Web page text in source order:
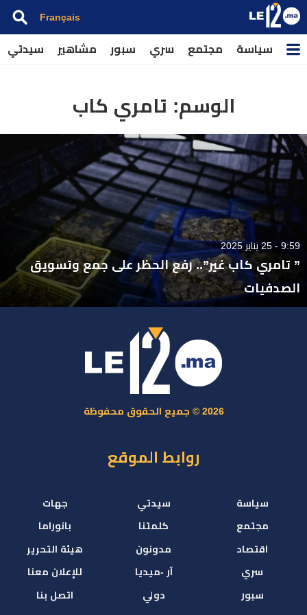
Français
سياسة مجتمع سري سبور مشاهير سيدتي
الوسم: تامري كاب
9:59 - 25 يناير 2025
” تامري كاب غير”.. رفع الحظر على جمع وتسويق
الصدفيات
2026 © جميع الحقوق محفوظة
روابط الموقع
سياسة
مجتمع
اقتصاد
سري
سبور
سيدتي
كلمتنا
مدونون
آر -ميديا
دولي
جهات
بانوراما
هيئة التحرير
للإعلان معنا
اتصل بنا